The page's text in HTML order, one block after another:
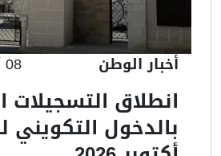
أخبار الوطن 08 أغسطس, 2026
انطلاق التسجيلات
بالدخول التكويني